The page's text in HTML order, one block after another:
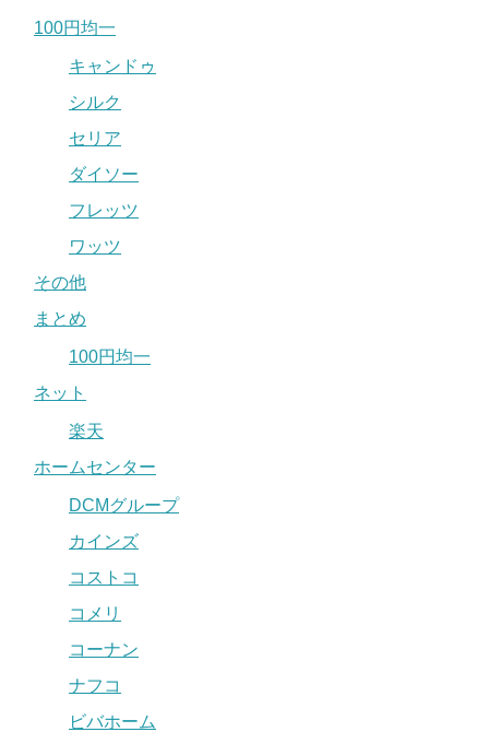
100円均一
キャンドゥ
シルク
セリア
ダイソー
フレッツ
ワッツ
その他
まとめ
100円均一
ネット
楽天
ホームセンター
DCMグループ
カインズ
コストコ
コメリ
コーナン
ナフコ
ビバホーム